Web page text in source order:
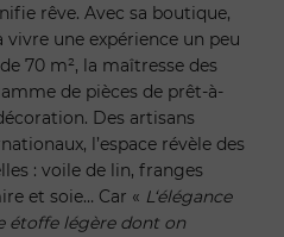
rêve. Avec sa boutique,
une expérience un peu
70 m², la maîtresse des
de pièces de prêt-à-
Des artisans
l’espace révèle des
: voile de lin, franges
et soie… Car « L‘élégance
étoffe légère dont on